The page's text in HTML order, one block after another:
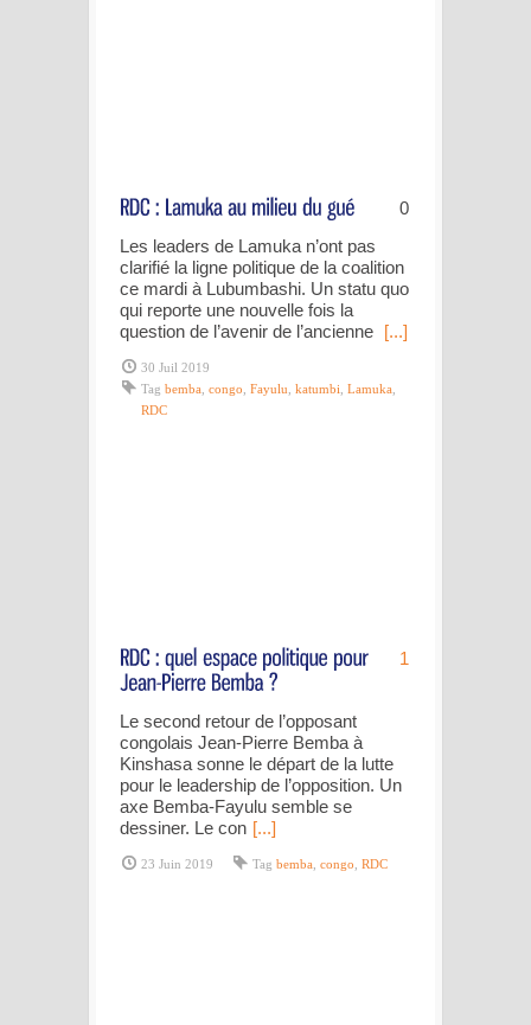
0
Les leaders de Lamuka n’ont pas
clarifié la ligne politique de la coalition
ce mardi à Lubumbashi. Un statu quo
qui reporte une nouvelle fois la
question de l’avenir de l’ancienne [...]
30 Juil 2019
Tag bemba congo Fayulu katumbi Lamuka
RDC
1
Le second retour de l’opposant
congolais Jean-Pierre Bemba à
Kinshasa sonne le départ de la lutte
pour le leadership de l’opposition. Un
axe Bemba-Fayulu semble se
dessiner. Le con [...]
23 Juin 2019 Tag bemba congo RDC